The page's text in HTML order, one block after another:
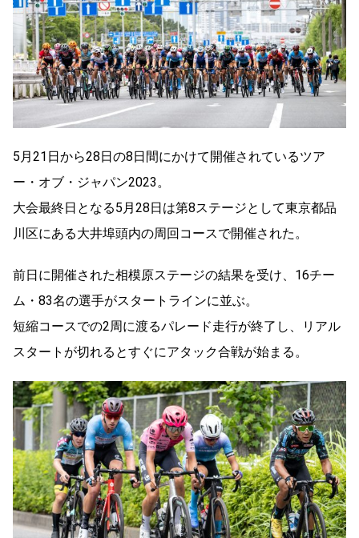
5月21日から28日の8日間にかけて開催されているツア
ー・オブ・ジャパン2023。
大会最終日となる5月28日は第8ステージとして東京都品
川区にある大井埠頭内の周回コースで開催された。
前日に開催された相模原ステージの結果を受け、16チー
ム・83名の選手がスタートラインに並ぶ。
短縮コースでの2周に渡るパレード走行が終了し、リアル
スタートが切れるとすぐにアタック合戦が始まる。